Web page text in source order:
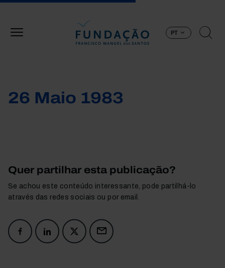
PT
26 Maio 1983
Quer partilhar esta publicação?
Se achou este conteúdo interessante, pode partilhá-lo
através das redes sociais ou por email.